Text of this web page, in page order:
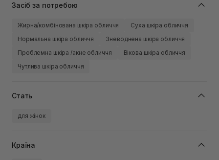
Засіб за потребою
Жирна/комбінована шкіра обличчя
Суха шкіра обличчя
Нормальна шкіра обличчя
Зневоднена шкіра обличчя
Проблемна шкіра /акне обличчя
Вікова шкіра обличчя
Чутлива шкіра обличчя
Стать
для жінок
Країна